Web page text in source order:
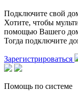
Подключите свой
Хотите, чтобы
помощью Вашего
Тогда подключите
Зарегистрироваться
Помощь по системе